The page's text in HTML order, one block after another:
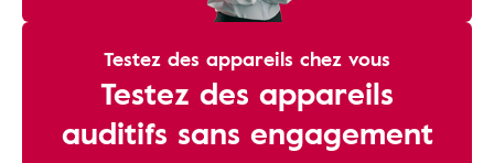
Testez des appareils chez vous
Testez des appareils
auditifs sans engagement